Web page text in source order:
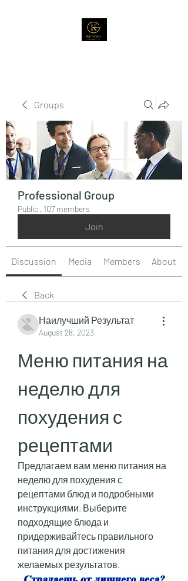
Groups
Professional Group
Public · 107 members
Join
Discussion Media Members About
Back
Наилучший Результат
August 28, 2023
Меню питания на
неделю для
похудения с
рецептами
Предлагаем вам меню питания на
неделю для похудения с
рецептами блюд и подробными
инструкциями. Выберите
подходящие блюда и
придерживайтесь правильного
питания для достижения
желаемых результатов.